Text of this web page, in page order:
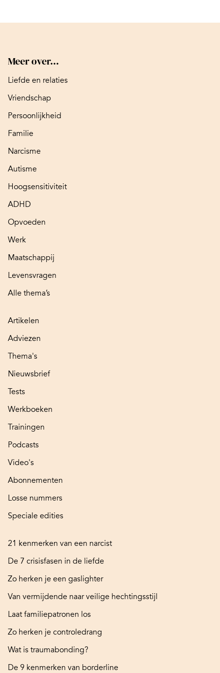
Meer over...
Liefde en relaties
Vriendschap
Persoonlijkheid
Familie
Narcisme
Autisme
Hoogsensitiviteit
ADHD
Opvoeden
Werk
Maatschappij
Levensvragen
Alle thema’s
Artikelen
Adviezen
Thema's
Nieuwsbrief
Tests
Werkboeken
Trainingen
Podcasts
Video's
Abonnementen
Losse nummers
Speciale edities
21 kenmerken van een narcist
De 7 crisisfasen in de liefde
Zo herken je een gaslighter
Van vermijdende naar veilige hechtingsstijl
Laat familiepatronen los
Zo herken je controledrang
Wat is traumabonding?
De 9 kenmerken van borderline